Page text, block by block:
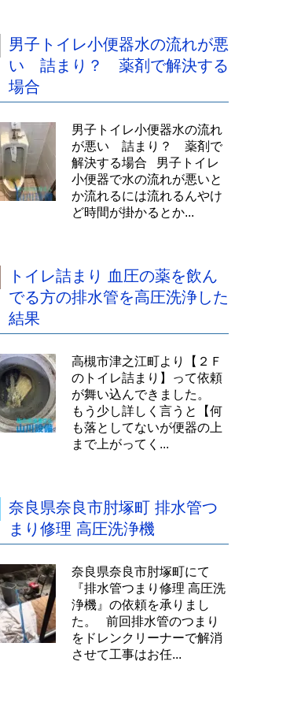
男子トイレ小便器水の流れが悪
い 詰まり？ 薬剤で解決する
場合
男子トイレ小便器水の流れ
が悪い 詰まり？ 薬剤で
解決する場合 男子トイレ
小便器で水の流れが悪いと
か流れるには流れるんやけ
ど時間が掛かるとか...
トイレ詰まり 血圧の薬を飲ん
でる方の排水管を高圧洗浄した
結果
高槻市津之江町より【２Ｆ
のトイレ詰まり】って依頼
が舞い込んできました。
もう少し詳しく言うと【何
も落としてないが便器の上
まで上がってく...
奈良県奈良市肘塚町 排水管つ
まり修理 高圧洗浄機
奈良県奈良市肘塚町にて
『排水管つまり修理 高圧洗
浄機』の依頼を承りまし
た。 前回排水管のつまり
をドレンクリーナーで解消
させて工事はお任...